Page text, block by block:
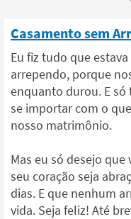
Casamento sem
Eu fiz tudo que
arrependo, porque
enquanto durou. E
se importar com o
nosso matrimônio.
Mas eu só desejo
seu coração seja
dias. E que nenhum
vida. Seja feliz! Até